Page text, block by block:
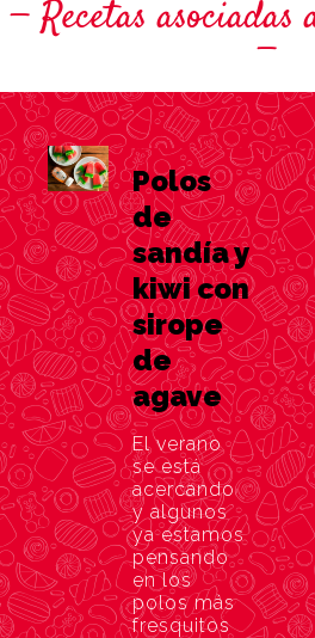
Recetas
Polos
de
sandía y
kiwi con
sirope
de
agave
El verano
se está
acercando
y algunos
ya estamos
pensando
en los
polos más
fresquitos